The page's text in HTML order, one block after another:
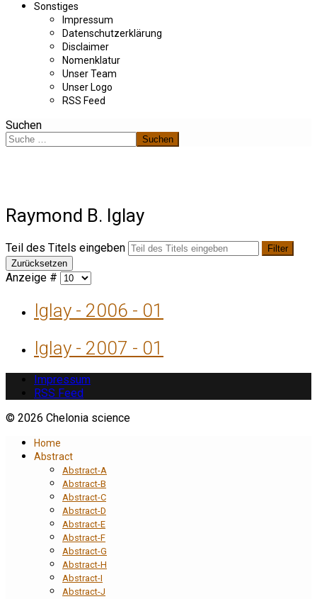
Sonstiges
Impressum
Datenschutzerklärung
Disclaimer
Nomenklatur
Unser Team
Unser Logo
RSS Feed
Suchen
Suchen
Raymond B. Iglay
Teil des Titels eingeben
Filter
Zurücksetzen
Anzeige #
Iglay - 2006 - 01
Iglay - 2007 - 01
Impressum
RSS Feed
© 2026 Chelonia science
Home
Abstract
Abstract-A
Abstract-B
Abstract-C
Abstract-D
Abstract-E
Abstract-F
Abstract-G
Abstract-H
Abstract-I
Abstract-J